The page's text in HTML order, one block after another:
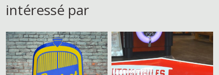
intéressé par